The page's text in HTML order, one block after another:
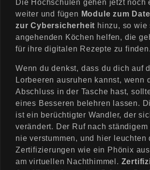
Die Hochschulen gehen jetzt noch
weiter und fügen Module zum
zur Cybersicherheit hinzu, so wie
angehenden Köchen helfen, die
für ihre digitalen Rezepte zu finden.
Wenn du denkst, dass du dich auf
Lorbeeren ausruhen kannst, wenn
Abschluss in der Tasche hast,
eines Besseren belehren lassen.
ist ein berüchtigter Wandler, der
verändert. Der Ruf nach ständigem
nie verstummen, und hier leuchten
Zertifizierungen wie ein Phönix
am virtuellen Nachthimmel.